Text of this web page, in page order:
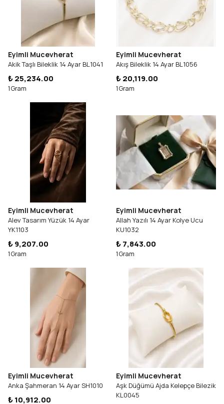
Eyimli Mucevherat
Akik Taşlı Bileklik 14 Ayar BL1041
₺ 25,234.00
1 Gram
Eyimli Mucevherat
Akış Bileklik 14 Ayar BL1056
₺ 20,119.00
1 Gram
Eyimli Mucevherat
Alev Tasarım Yüzük 14 Ayar
YK1103
₺ 9,207.00
1 Gram
Eyimli Mucevherat
Allah Yazılı 14 Ayar Kolye Ucu
KU1032
₺ 7,843.00
1 Gram
Eyimli Mucevherat
Anka Şahmeran 14 Ayar SH1010
₺ 10,912.00
Eyimli Mucevherat
Aşk Düğümü Ajda Kelepçe Bilezik
KL0045